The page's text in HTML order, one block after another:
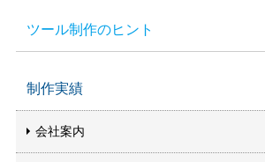
ツール制作のヒント
制作実績
会社案内